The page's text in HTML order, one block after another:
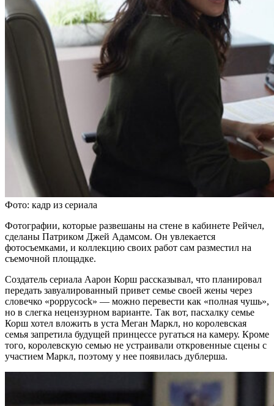
Фото: кадр из сериала
Фотографии, которые развешаны на стене в кабинете Рейчел,
сделаны Патриком Джей Адамсом. Он увлекается
фотосъемками, и коллекцию своих работ сам разместил на
съемочной площадке.
Создатель сериала Аарон Корш рассказывал, что планировал
передать завуалированный привет семье своей жены через
словечко «poppycock» — можно перевести как «полная чушь»,
но в слегка нецензурном варианте. Так вот, пасхалку семье
Корш хотел вложить в уста Меган Маркл, но королевская
семья запретила будущей принцессе ругаться на камеру. Кроме
того, королевскую семью не устраивали откровенные сцены с
участием Маркл, поэтому у нее появилась дублерша.